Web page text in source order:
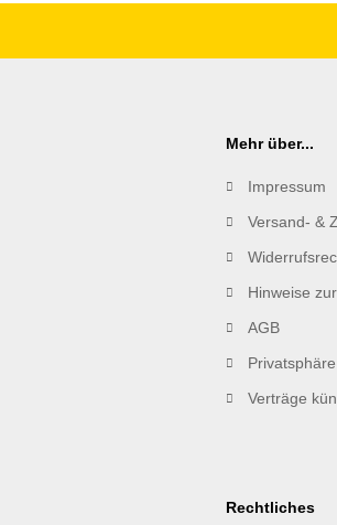
Mehr über...
Impressum
Versand- &
Hinweise
AGB
Verträge
Rechtliches